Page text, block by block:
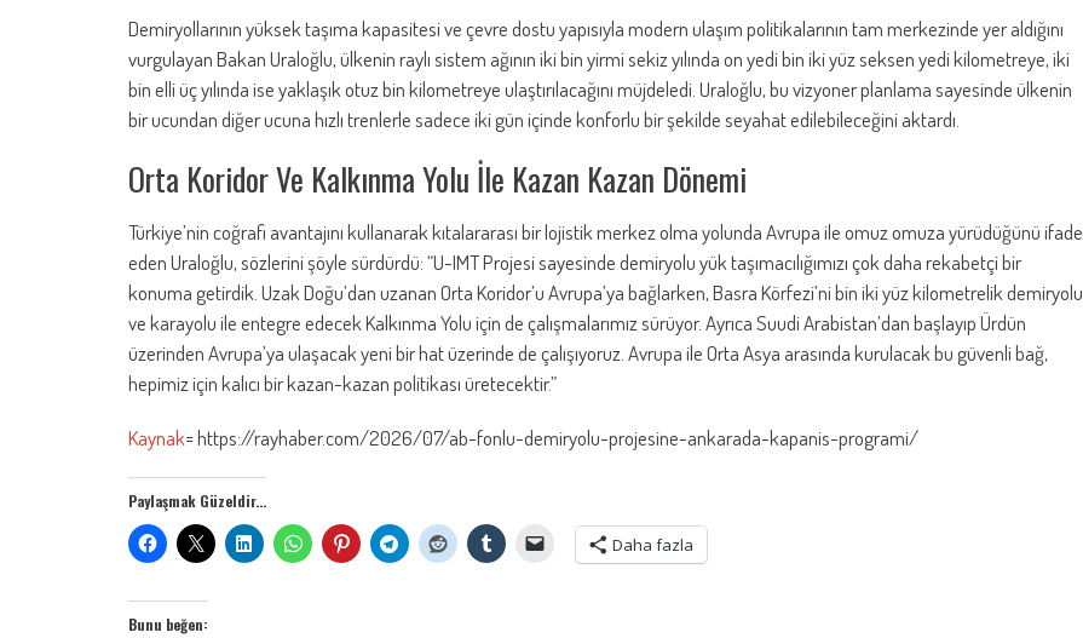
Demiryollarının yüksek taşıma kapasitesi ve çevre dostu yapısıyla modern ulaşım politikalarının tam merkezinde yer aldığını
vurgulayan Bakan Uraloğlu, ülkenin raylı sistem ağının iki bin yirmi sekiz yılında on yedi bin iki yüz seksen yedi kilometreye, iki
bin elli üç yılında ise yaklaşık otuz bin kilometreye ulaştırılacağını müjdeledi. Uraloğlu, bu vizyoner planlama sayesinde ülkenin
bir ucundan diğer ucuna hızlı trenlerle sadece iki gün içinde konforlu bir şekilde seyahat edilebileceğini aktardı.
Orta Koridor Ve Kalkınma Yolu İle Kazan Kazan Dönemi
Türkiye’nin coğrafi avantajını kullanarak kıtalararası bir lojistik merkez olma yolunda Avrupa ile omuz omuza yürüdüğünü ifade
eden Uraloğlu, sözlerini şöyle sürdürdü: “U-IMT Projesi sayesinde demiryolu yük taşımacılığımızı çok daha rekabetçi bir
konuma getirdik. Uzak Doğu’dan uzanan Orta Koridor’u Avrupa’ya bağlarken, Basra Körfezi’ni bin iki yüz kilometrelik demiryolu
ve karayolu ile entegre edecek Kalkınma Yolu için de çalışmalarımız sürüyor. Ayrıca Suudi Arabistan’dan başlayıp Ürdün
üzerinden Avrupa’ya ulaşacak yeni bir hat üzerinde de çalışıyoruz. Avrupa ile Orta Asya arasında kurulacak bu güvenli bağ,
hepimiz için kalıcı bir kazan-kazan politikası üretecektir.”
Kaynak= https://rayhaber.com/2026/07/ab-fonlu-demiryolu-projesine-ankarada-kapanis-programi/
Paylaşmak Güzeldir...
Daha fazla
Bunu beğen: